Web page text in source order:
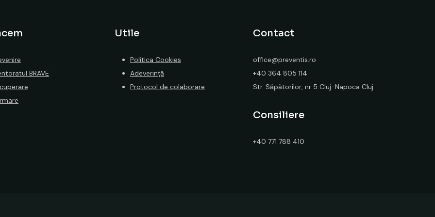
BRAVE
Utile
Politica Cookies
Adeverință
Protocol de colaborare
Contact
office@preventis.ro
+40 364 805 114
Str. Săpătorilor, nr 5 Cluj-Napoca Cluj
Consiliere
+40 771 788 410